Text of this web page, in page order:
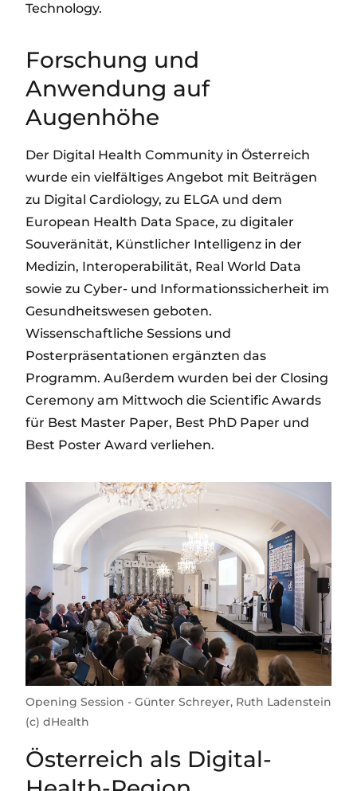
Technology.
Forschung und
Anwendung auf
Augenhöhe
Der Digital Health Community in Österreich
wurde ein vielfältiges Angebot mit Beiträgen
zu Digital Cardiology, zu ELGA und dem
European Health Data Space, zu digitaler
Souveränität, Künstlicher Intelligenz in der
Medizin, Interoperabilität, Real World Data
sowie zu Cyber- und Informationssicherheit im
Gesundheitswesen geboten.
Wissenschaftliche Sessions und
Posterpräsentationen ergänzten das
Programm. Außerdem wurden bei der Closing
Ceremony am Mittwoch die Scientific Awards
für Best Master Paper, Best PhD Paper und
Best Poster Award verliehen.
Opening Session - Günter Schreyer, Ruth Ladenstein
(c) dHealth
Österreich als Digital-